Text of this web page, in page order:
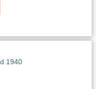
1940